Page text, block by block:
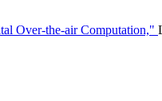
Over-the-air Computation,"